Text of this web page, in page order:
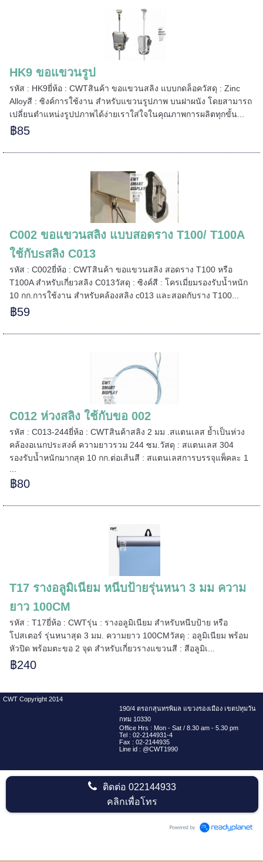
HK9 ขอแขวนรูป
รหัส : HK9ยี่ห้อ : CWTสินค้า ขอแขวนสลิง แบบกดล็อควัสดุ : Zinc
Alloyสี : ซิงค์การใช้งาน สำหรับแขวนรูปภาพ บนฝาผนัง โดยสามารถ
เปลี่ยนตำแหน่งรูปปภาพได้ง่ายเราใส่ใจในคุณภาพการผลิตทุกขั้น...
฿85
C002 ขอแขวนสลิง แบบสอดราง T100/ T100A
ใช้กับsสลิง C013
รหัส : C002ยี่ห้อ : CWTสินค้า ขอแขวนสลิง สอดราง T100 หรือ
T100A สำหรับเกี่ยวสลิง C013วัสดุ : ซิงค์สี : โครเมี่ยมรองรับน้ำหนัก
10 กก.การใช้งาน สำหรับคล้องสลิง c013 และสอดกับราง T100...
฿59
C012 ห่วงสลิง ใช้กับขอ 002
รหัส : C013-244ยี่ห้อ : CWTสินค้าสลิง 2 มม .สแตนเลส ย้ำเป็นห่วง
คล้องอเนกประสงค์ ความยาวรวม 244 ซม.วัสดุ : สแตนเลส 304
รองรับน้ำหนักมากสุด 10 กก.ต่อเส้นสี : สแตนเลสการบรรจุแพ็คละ 1
฿80
T17 รางอลูมิเนียม หนีบป้ายรุ่นหนา 3 มม ความ
ยาว 100CM
รหัส : T17ยี่ห้อ : CWTรุ่น : รางอลูมิเนียม สำหรับหนีบป้าย หรือ
โปสเตอร์ รุ่นหนาสุด 3 มม. ความยาว 100CMวัสดุ : อลูมิเนียม พร้อม
หัวปิด พร้อมตะขอ 2 จุด สำหรับเกี่ยวรางแขวนสี : สีอลูมิเ...
฿240
CWT Copyright 2014
190/4 ตรอกสุนทรพิมล แขวงรองเมือง เขตปทุมวัน
กทม 10330
Office Hrs : Mon - Sat / 8.30 am - 5.30 pm
Tel : 02-2144931-4
Fax : 02-2144935
Line id : @CWT1990
ติดต่อ 022144933
คลิกเพื่อโทร